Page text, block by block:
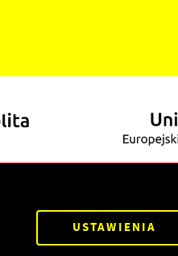
Powered by
USTAWIENIA